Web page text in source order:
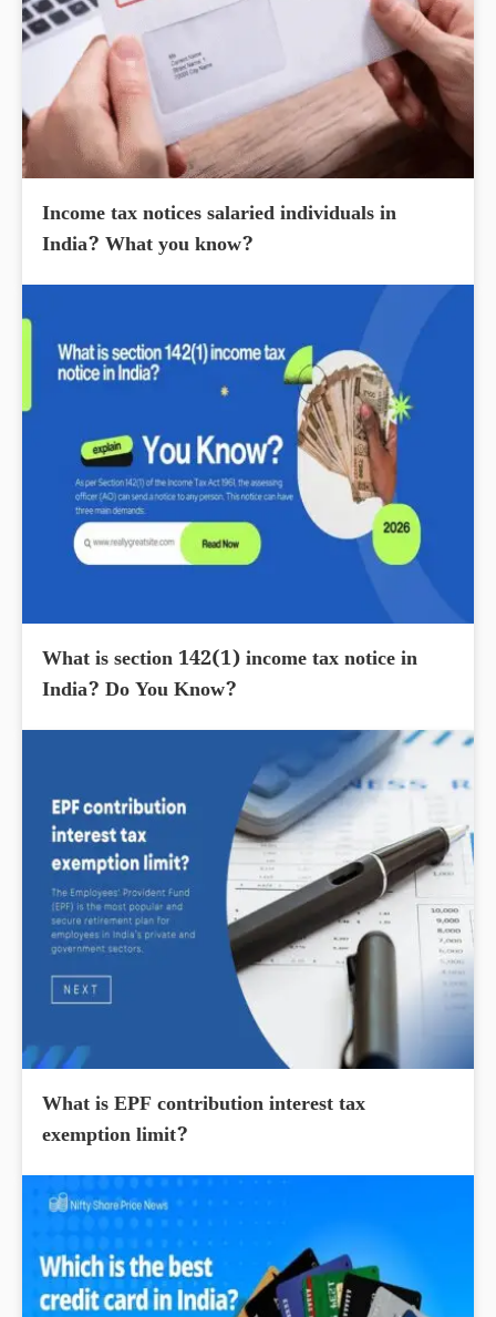
Income tax notices salaried individuals in
India? What you know?
What is section 142(1) income tax notice in
India? Do You Know?
What is EPF contribution interest tax
exemption limit?